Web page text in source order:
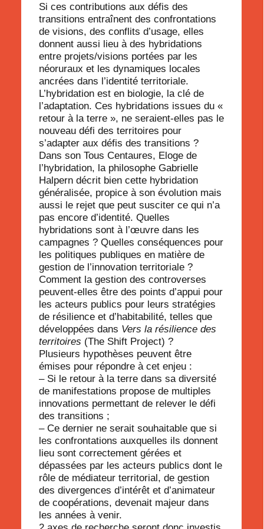
Si ces contributions aux défis des
transitions entraînent des confrontations
de visions, des conflits d’usage, elles
donnent aussi lieu à des hybridations
entre projets/visions portées par les
néoruraux et les dynamiques locales
ancrées dans l’identité territoriale.
L’hybridation est en biologie, la clé de
l’adaptation. Ces hybridations issues du «
retour à la terre », ne seraient-elles pas le
nouveau défi des territoires pour
s’adapter aux défis des transitions ?
Dans son Tous Centaures, Eloge de
l’hybridation, la philosophe Gabrielle
Halpern décrit bien cette hybridation
généralisée, propice à son évolution mais
aussi le rejet que peut susciter ce qui n’a
pas encore d’identité. Quelles
hybridations sont à l’œuvre dans les
campagnes ? Quelles conséquences pour
les politiques publiques en matière de
gestion de l’innovation territoriale ?
Comment la gestion des controverses
peuvent-elles être des points d’appui pour
les acteurs publics pour leurs stratégies
de résilience et d’habitabilité, telles que
développées dans Vers la résilience des
territoires (The Shift Project) ?
Plusieurs hypothèses peuvent être
émises pour répondre à cet enjeu :
– Si le retour à la terre dans sa diversité
de manifestations propose de multiples
innovations permettant de relever le défi
des transitions ;
– Ce dernier ne serait souhaitable que si
les confrontations auxquelles ils donnent
lieu sont correctement gérées et
dépassées par les acteurs publics dont le
rôle de médiateur territorial, de gestion
des divergences d’intérêt et d’animateur
de coopérations, devenait majeur dans
les années à venir.